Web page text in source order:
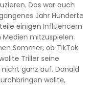
Das war auch
Jahr Hunderte
einigen Influencern
mitzuspielen.
Sommer, ob TikTok
Triller seine
ganz auf. Donald
wollte,